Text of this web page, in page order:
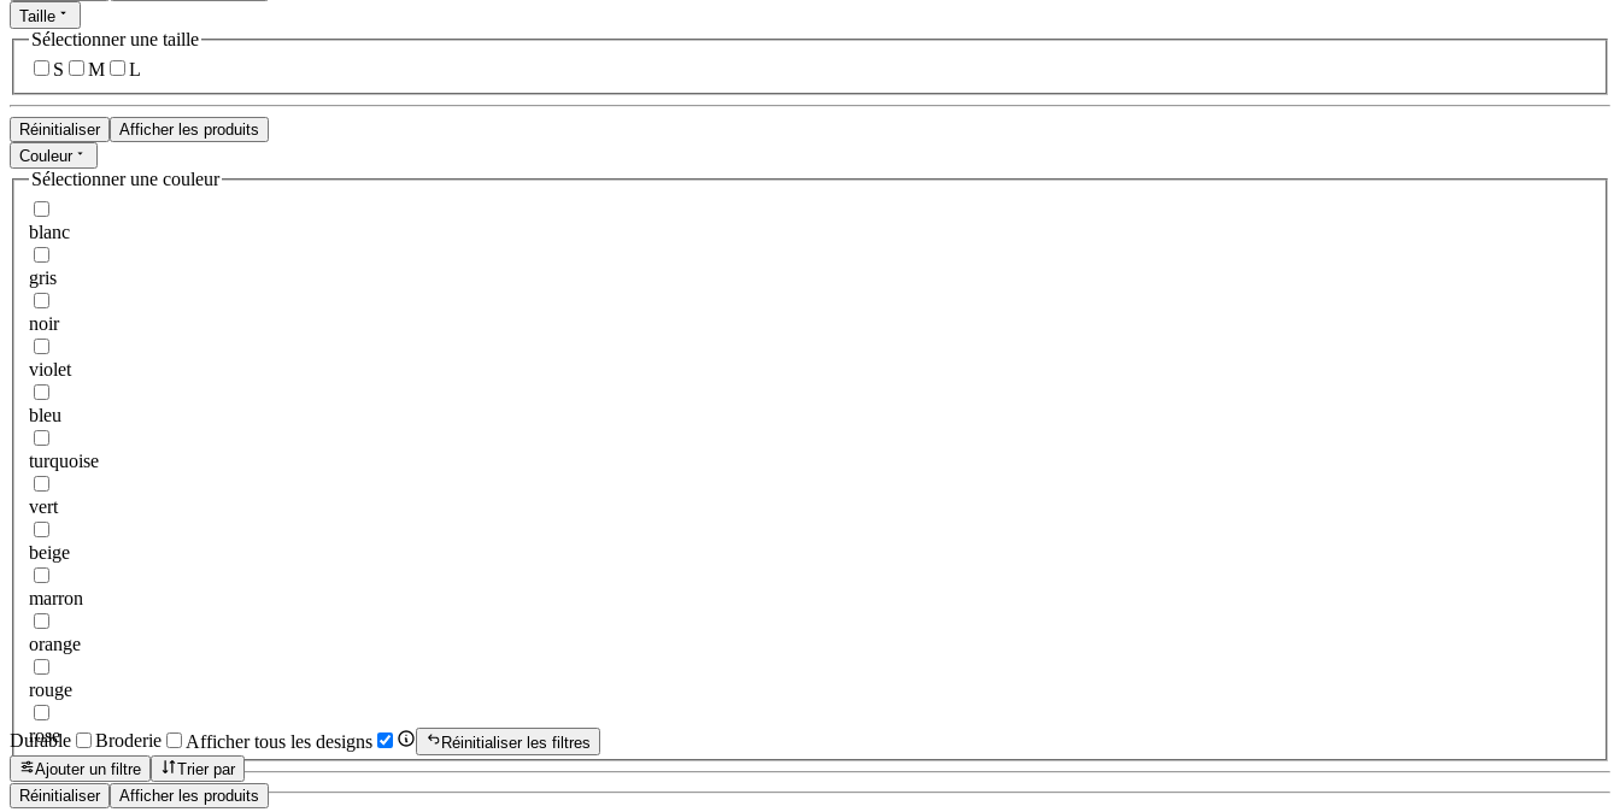
Taille
Sélectionner une taille
S
M L
Réinitialiser
Afficher les produits
Couleur
Sélectionner une couleur
blanc
gris
noir
violet
bleu
turquoise
vert
beige
marron
orange
rouge
rose
Réinitialiser Afficher les produits
Durable Broderie Afficher tous les designs
Réinitialiser les filtres
Ajouter un filtre
Trier par